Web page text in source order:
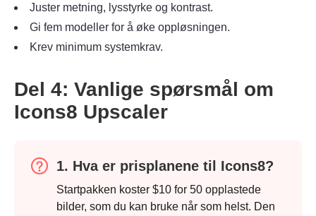
Juster metning, lysstyrke og kontrast.
Gi fem modeller for å øke oppløsningen.
Krev minimum systemkrav.
Del 4: Vanlige spørsmål om
Icons8 Upscaler
1. Hva er prisplanene til Icons8?
Startpakken koster $10 for 50 opplastede
bilder, som du kan bruke når som helst. Den